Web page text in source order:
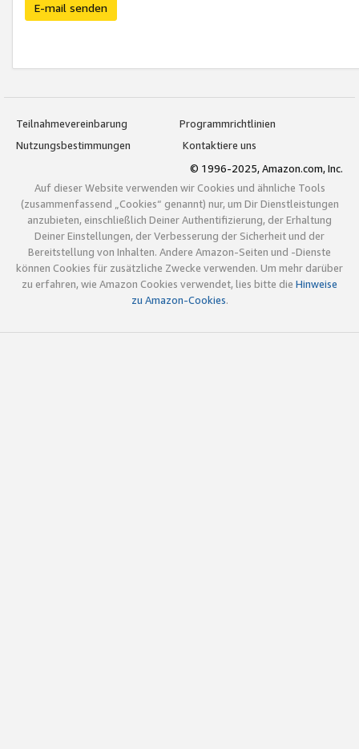
E-mail senden
Teilnahmevereinbarung
Programmrichtlinien
Nutzungsbestimmungen
Kontaktiere uns
© 1996-2025, Amazon.com, Inc.
Auf dieser Website verwenden wir Cookies und ähnliche Tools
(zusammenfassend „Cookies“ genannt) nur, um Dir Dienstleistungen
anzubieten, einschließlich Deiner Authentifizierung, der Erhaltung
Deiner Einstellungen, der Verbesserung der Sicherheit und der
Bereitstellung von Inhalten. Andere Amazon-Seiten und -Dienste
können Cookies für zusätzliche Zwecke verwenden. Um mehr darüber
zu erfahren, wie Amazon Cookies verwendet, lies bitte die Hinweise
zu Amazon-Cookies.